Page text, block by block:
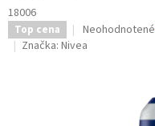
18006
Top cena
Priemerné
hodnotenie
Neohodnotené
Značka: Nivea